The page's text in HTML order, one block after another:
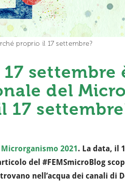
proprio il 17 settembre?
settembre
del
17
2021. La data, il
del #FEMSmicroBlog
nell’acqua dei canali di